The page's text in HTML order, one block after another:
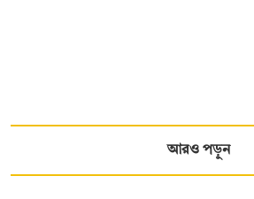
আরও পড়ুন